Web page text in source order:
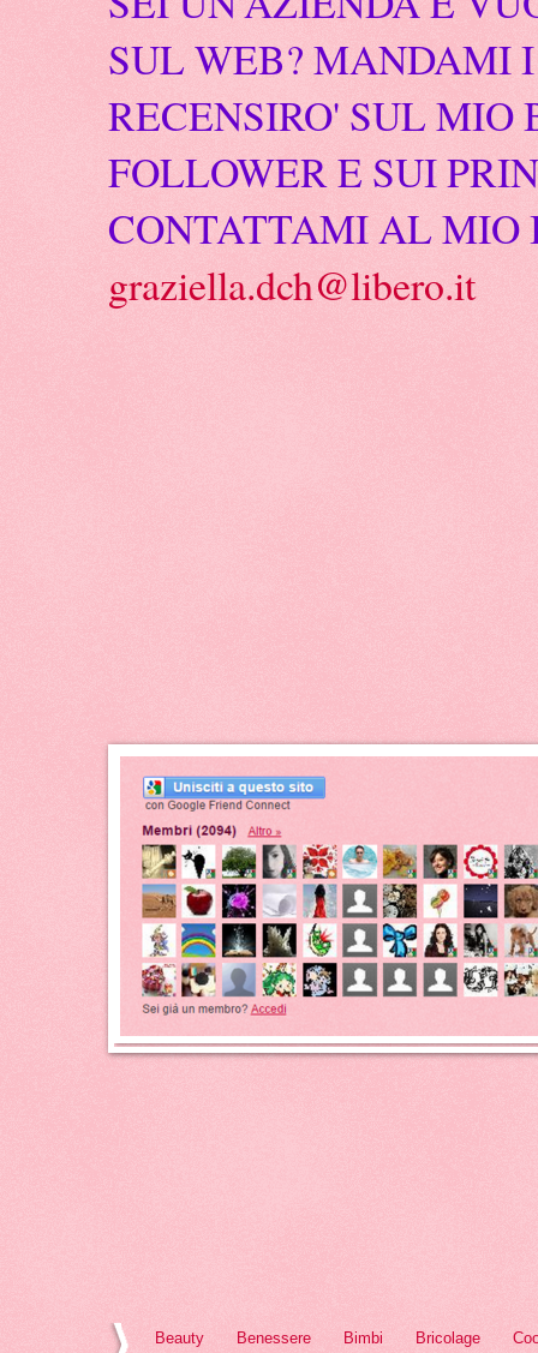
SUL WEB? MANDAMI
RECENSIRO' SUL
FOLLOWER E SUI
CONTATTAMI AL
graziella.dch@libero.it
Beauty Benessere Bimbi Bricolage